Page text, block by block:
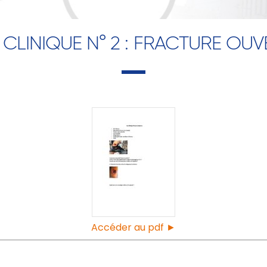
N° 2 : FRACTURE
Accéder au pdf ►